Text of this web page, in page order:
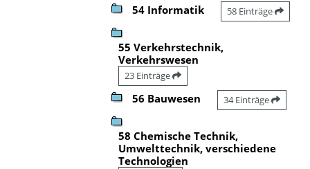
54 Informatik 58 Einträge
55 Verkehrstechnik,
Verkehrswesen
23 Einträge
56 Bauwesen 34 Einträge
58 Chemische Technik,
Umwelttechnik, verschiedene
Technologien